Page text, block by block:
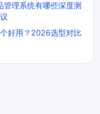
理系统有哪些深度测
好用？2026选型对比